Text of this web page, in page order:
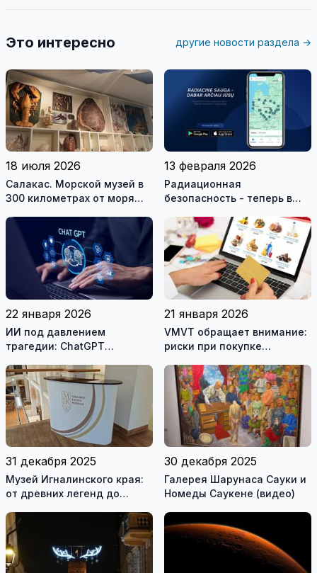
Это интересно другие новости раздела →
18 июля 2026
Салакас. Морской музей в
300 километрах от моря
13 февраля 2026
Радиационная
безопасность - теперь в
22 января 2026
ИИ под давлением
трагедии: ChatGPT
подростков
21 января 2026
VMVT обращает внимание:
риски при покупке
социальных сетях
31 декабря 2025
Музей Игналинского края:
от древних легенд до
(видео)
30 декабря 2025
Галерея Шарунаса Сауки и
Номеды Саукене (видео)